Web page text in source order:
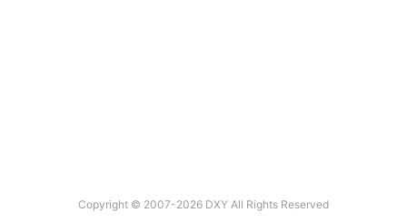
Copyright © 2007-2026 DXY All Rights Reserved